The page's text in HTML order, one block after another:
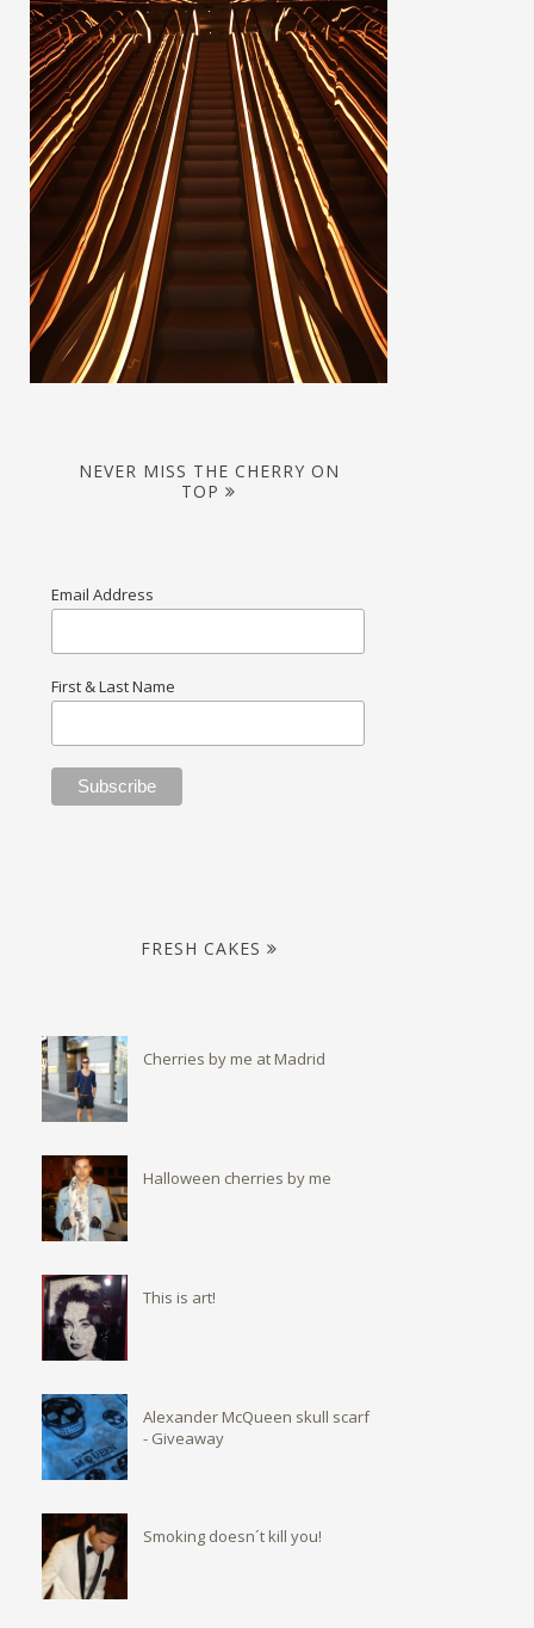
NEVER MISS THE CHERRY ON
TOP
Email Address
First & Last Name
FRESH CAKES
Cherries by me at Madrid
Halloween cherries by me
This is art!
Alexander McQueen skull scarf
- Giveaway
Smoking doesn´t kill you!